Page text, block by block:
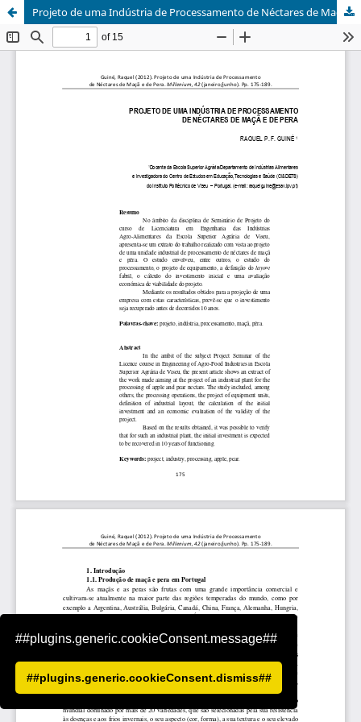
##plugins.generic.cookieConsent.message##
##plugins.generic.cookieConsent.dismiss##
Projeto de uma Indústria de Processamento de Néctares de Maçã e de Pera